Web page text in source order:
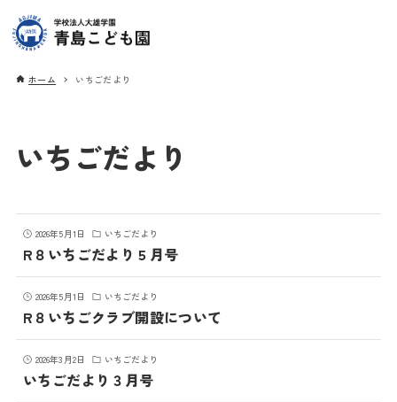
ホーム いちごだより
いちごだより
2026年5月1日 いちごだより
R８いちごだより５月号
2026年5月1日 いちごだより
R８いちごクラブ開設について
2026年3月2日 いちごだより
いちごだより３月号